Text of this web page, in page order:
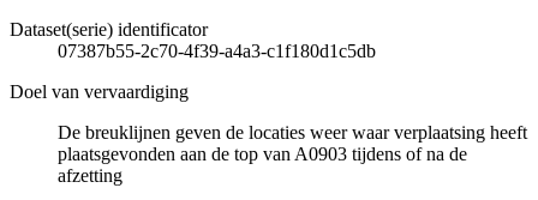
Dataset(serie) identificator
07387b55-2c70-4f39-a4a3-c1f180d1c5db
Doel van vervaardiging
De breuklijnen geven de locaties weer waar verplaatsing heeft
plaatsgevonden aan de top van A0903 tijdens of na de
afzetting